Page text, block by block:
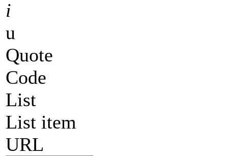
i
u
Quote
Code
List
List item
URL